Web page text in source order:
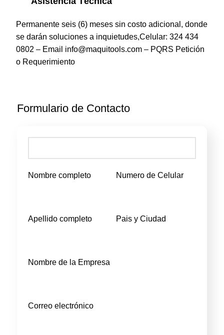
Permanente seis (6) meses sin costo adicional, donde
se darán soluciones a inquietudes,Celular: 324 434
0802 – Email info@maquitools.com – PQRS Petición
o Requerimiento
Formulario de Contacto
Nombre completo
Apellido completo
Numero de Celular
Pais y Ciudad
Nombre de la Empresa
Correo electrónico